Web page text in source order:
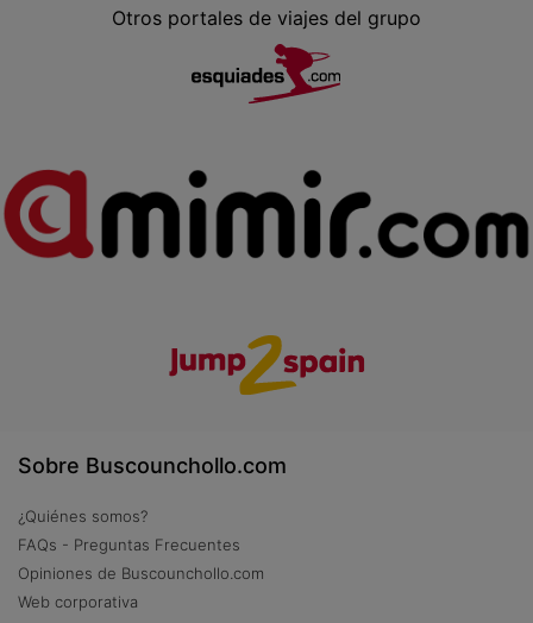
Otros portales de viajes del grupo
Sobre Buscounchollo.com
¿Quiénes somos?
FAQs - Preguntas Frecuentes
Opiniones de Buscounchollo.com
Web corporativa